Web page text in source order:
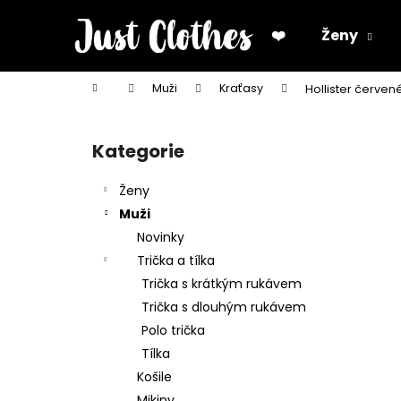
❤️ Ženy
Domů Muži Kraťasy Hollister
Přeskočit
kategorie
Kategorie
Ženy
Muži
Novinky
Trička a tílka
Trička s krátkým rukávem
Trička s dlouhým rukávem
Polo trička
Tílka
Košile
í
Zpět
do
Zpět
do